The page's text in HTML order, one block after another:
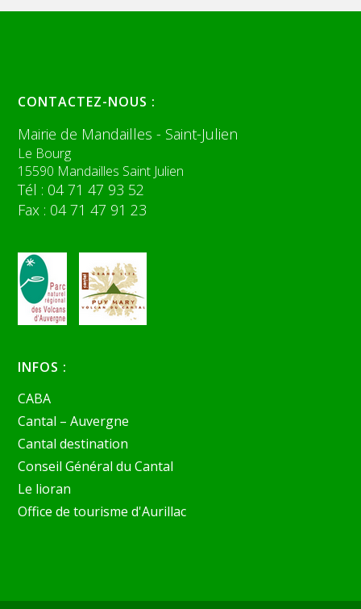
CONTACTEZ-NOUS :
Mairie de Mandailles - Saint-Julien
Le Bourg
15590 Mandailles Saint Julien
Tél : 04 71 47 93 52
Fax : 04 71 47 91 23
INFOS :
CABA
Cantal – Auvergne
Cantal destination
Conseil Général du Cantal
Le lioran
Office de tourisme d'Aurillac